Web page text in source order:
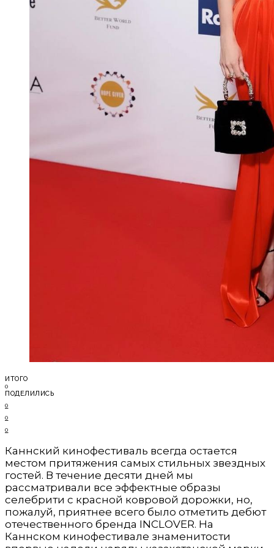
ИТОГО
0
ПОДЕЛИЛИСЬ
0
0
0
Каннский кинофестиваль всегда остается
местом притяжения самых стильных звездных
гостей. В течение десяти дней мы
рассматривали все эффектные образы
селебрити с красной ковровой дорожки, но,
пожалуй, приятнее всего было отметить дебют
отечественного бренда INCLOVER. На
Каннском кинофестивале знаменитости